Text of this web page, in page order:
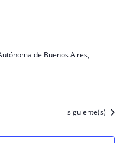
de Buenos Aires,
Eventos
siguiente(s)